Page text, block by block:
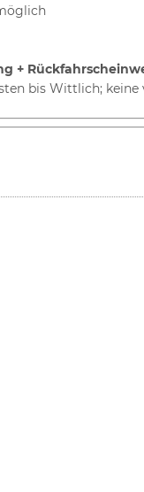
+
bis Wittlich; keine